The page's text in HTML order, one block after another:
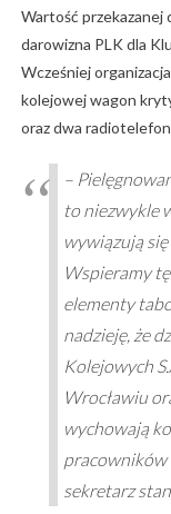
Wartość przekazanej
darowizna PLK dla
Wcześniej
kolejowej wagon
oraz dwa
–
to niezwykle
wywiązują
Wspieramy
elementy
nadzieję, że
Kolejowych
Wrocławiu
wychowają
pracowników
sekretarz